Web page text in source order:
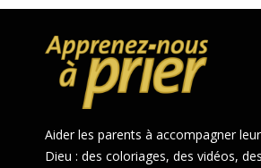
Aider les parents à accompagner
Dieu : des coloriages, des vidéos,